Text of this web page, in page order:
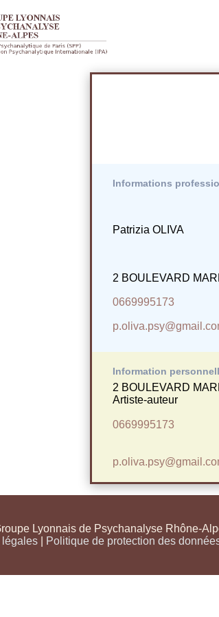
Informations
Patrizia OLIVA
2 BOULEVARD
0669995173
Information
2 BOULEVARD
Artiste-auteur
0669995173
Lyonnais de Psychanalyse Rhône-
légales
Politique de protection des